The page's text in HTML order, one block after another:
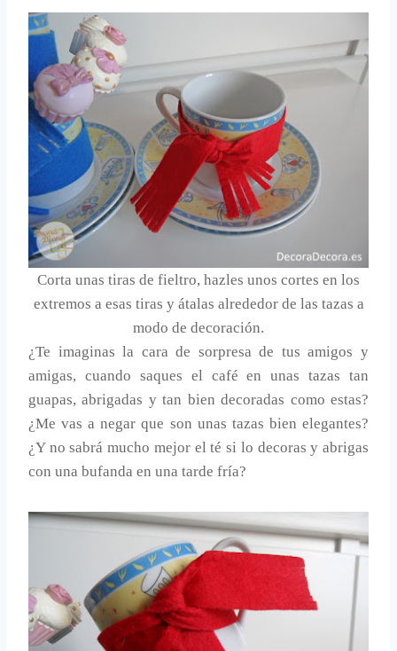
Corta unas tiras de fieltro, hazles unos cortes en los
extremos a esas tiras y átalas alrededor de las tazas a
modo de decoración.
¿Te imaginas la cara de sorpresa de tus amigos y
amigas, cuando saques el café en unas tazas tan
guapas, abrigadas y tan bien decoradas como estas?
¿Me vas a negar que son unas tazas bien elegantes?
¿Y no sabrá mucho mejor el té si lo decoras y abrigas
con una bufanda en una tarde fría?